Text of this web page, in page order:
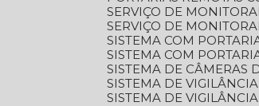
SERVIÇO DE
SERVIÇO DE
SISTEMA COM
SISTEMA COM
SISTEMA DE
SISTEMA DE
SISTEMA DE